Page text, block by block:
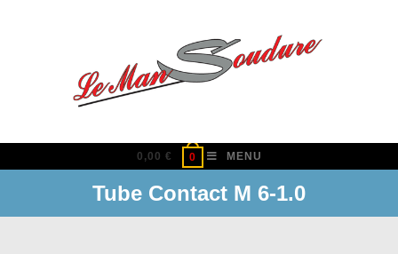
0,00 € 0 MENU
Tube Contact M 6-1.0